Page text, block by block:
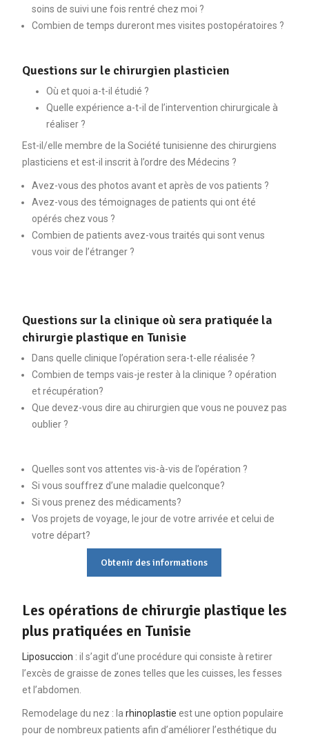
soins de suivi une fois rentré chez moi ?
Combien de temps dureront mes visites postopératoires ?
Questions sur le chirurgien plasticien
Où et quoi a-t-il étudié ?
Quelle expérience a-t-il de l’intervention chirurgicale à
réaliser ?
Est-il/elle membre de la Société tunisienne des chirurgiens
plasticiens et est-il inscrit à l’ordre des Médecins ?
Avez-vous des photos avant et après de vos patients ?
Avez-vous des témoignages de patients qui ont été
opérés chez vous ?
Combien de patients avez-vous traités qui sont venus
vous voir de l’étranger ?
Questions sur la clinique où sera pratiquée la
chirurgie plastique en Tunisie
Dans quelle clinique l’opération sera-t-elle réalisée ?
Combien de temps vais-je rester à la clinique ? opération
et récupération?
Que devez-vous dire au chirurgien que vous ne pouvez pas
oublier ?
Quelles sont vos attentes vis-à-vis de l’opération ?
Si vous souffrez d’une maladie quelconque?
Si vous prenez des médicaments?
Vos projets de voyage, le jour de votre arrivée et celui de
votre départ?
Obtenir des informations
Les opérations de chirurgie plastique les
plus pratiquées en Tunisie
Liposuccion : il s’agit d’une procédure qui consiste à retirer
l’excès de graisse de zones telles que les cuisses, les fesses
et l’abdomen.
Remodelage du nez : la rhinoplastie est une option populaire
pour de nombreux patients afin d’améliorer l’esthétique du